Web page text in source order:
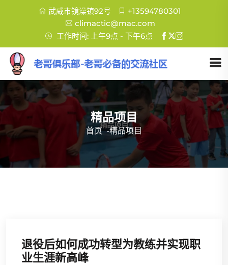
武威市镜澡镇92号
+13594780301
climactic@mac.com
工作时间: 上午9点 - 下午6点
精品项目
首页 -精品项目
退役后如何成功转型为教练并实现职
业生涯新高峰